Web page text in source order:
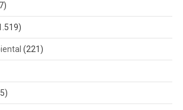
(221)